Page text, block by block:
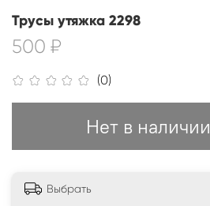
(0)
Трусы утяжка 2298
500 ₽
Нет в наличии
Выбрать